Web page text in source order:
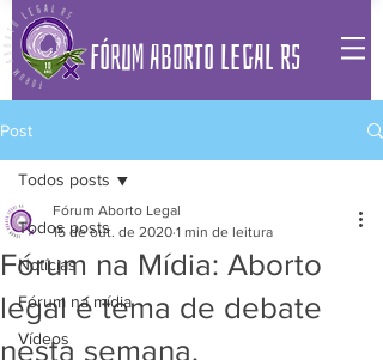
FÓRUM ABORTO LEGAL RS
Post
Todos posts
Notícias
Fórum na mídia
Vídeos
Todos posts
Fórum na Mídia: Aborto
legal é tema de debate
nesta semana.
Fórum Aborto Legal
15 de out. de 2020 1 min de leitura